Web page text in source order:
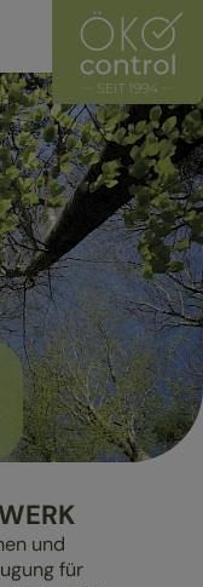
und
für